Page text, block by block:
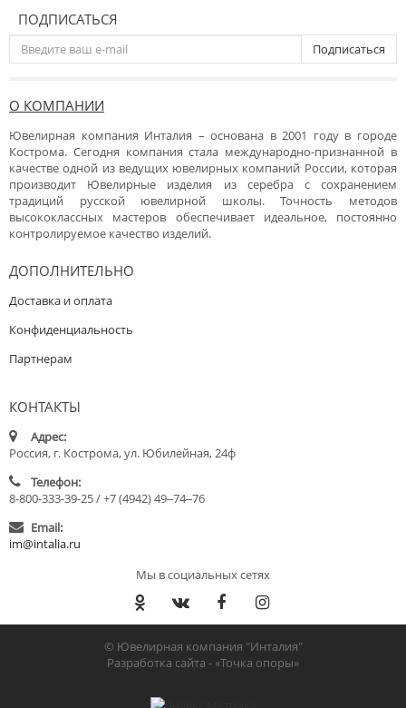
ПОДПИСАТЬСЯ
Подписаться
О КОМПАНИИ
Ювелирная компания Инталия – основана в 2001 году в городе
Кострома. Сегодня компания стала международно-признанной в
качестве одной из ведущих ювелирных компаний России, которая
производит Ювелирные изделия из серебра с сохранением
традиций русской ювелирной школы. Точность методов
высококлассных мастеров обеспечивает идеальное, постоянно
контролируемое качество изделий.
ДОПОЛНИТЕЛЬНО
Доставка и оплата
Конфиденциальность
Партнерам
КОНТАКТЫ
Адрес:
Россия, г. Кострома, ул. Юбилейная, 24ф
Телефон:
8-800-333-39-25 / +7 (4942) 49‒74‒76
Email:
im@intalia.ru
Мы в социальных сетях
© Ювелирная компания "Инталия"
Разработка сайта -«Точка опоры»